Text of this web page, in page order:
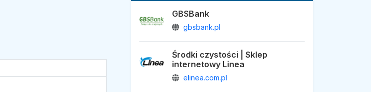
GBSBank
gbsbank.pl
Środki czystości | Sklep
internetowy Linea
elinea.com.pl